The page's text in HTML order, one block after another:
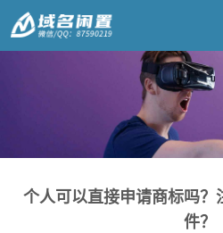
个人可以直接申请商标吗？
件？